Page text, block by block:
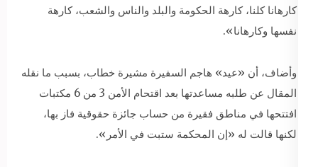
كارهانا كلنا، كارهة الحكومة والبلد والناس والشعب، كارهة
نفسها وكارهانا».
وأضاف، أن «عيد» هاجم السفيرة مشيرة خطاب، بسبب ما نقله
المقال عن طلبه مساعدتها بعد اقتحام الأمن 3 من 6 مكتبات
افتتحها في مناطق فقيرة من حساب جائزة حقوقية فاز بها،
لكنها قالت له «إن المحكمة ستبت في الأمر».